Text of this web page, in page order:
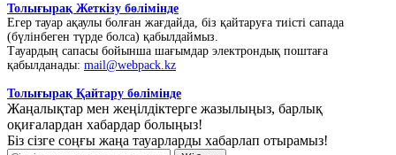
Толығырақ Жеткізу бөлімінде
Егер тауар ақаулы болған жағдайда, біз қайтаруға тиісті сапада
(бүлінбеген түрде болса) қабылдаймыз.
Тауардың сапасы бойынша шағымдар электрондық поштаға
қабылданады: mail@webpack.kz
Толығырақ Қайтару бөлімінде
Жаңалықтар мен жеңілдіктерге жазылыңыз, барлық
оқиғалардан хабардар болыңыз!
Біз сізге соңғы жаңа тауарларды хабарлап отырамыз!